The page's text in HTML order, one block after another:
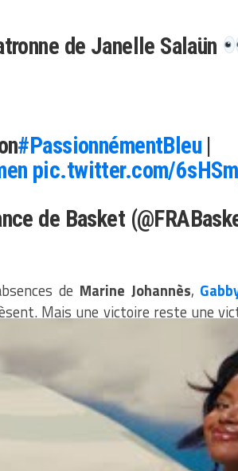
de Janelle Salaün
#PassionnémentBleu |
pic.twitter.com/
de Basket
de Marine Johannès,
Mais une victoire reste une
c’est d’éviter les pièges dès
les Bleues dès jeudi pour tenter
arraché les cheveux,
Bleues arrivent à lancer la
pourrait bien ressembler à